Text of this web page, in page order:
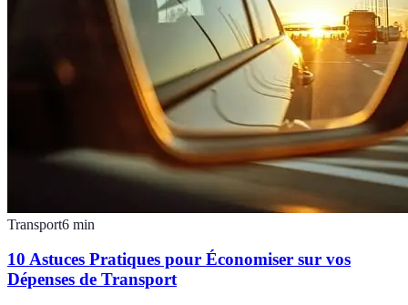
Transport6 min
10 Astuces Pratiques pour Économiser sur vos
Dépenses de Transport